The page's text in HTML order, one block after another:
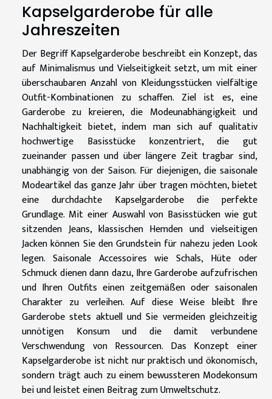
Kapselgarderobe für alle
Jahreszeiten
Der Begriff Kapselgarderobe beschreibt ein Konzept, das
auf Minimalismus und Vielseitigkeit setzt, um mit einer
überschaubaren Anzahl von Kleidungsstücken vielfältige
Outfit-Kombinationen zu schaffen. Ziel ist es, eine
Garderobe zu kreieren, die Modeunabhängigkeit und
Nachhaltigkeit bietet, indem man sich auf qualitativ
hochwertige Basisstücke konzentriert, die gut
zueinander passen und über längere Zeit tragbar sind,
unabhängig von der Saison. Für diejenigen, die saisonale
Modeartikel das ganze Jahr über tragen möchten, bietet
eine durchdachte Kapselgarderobe die perfekte
Grundlage. Mit einer Auswahl von Basisstücken wie gut
sitzenden Jeans, klassischen Hemden und vielseitigen
Jacken können Sie den Grundstein für nahezu jeden Look
legen. Saisonale Accessoires wie Schals, Hüte oder
Schmuck dienen dann dazu, Ihre Garderobe aufzufrischen
und Ihren Outfits einen zeitgemäßen oder saisonalen
Charakter zu verleihen. Auf diese Weise bleibt Ihre
Garderobe stets aktuell und Sie vermeiden gleichzeitig
unnötigen Konsum und die damit verbundene
Verschwendung von Ressourcen. Das Konzept einer
Kapselgarderobe ist nicht nur praktisch und ökonomisch,
sondern trägt auch zu einem bewussteren Modekonsum
bei und leistet einen Beitrag zum Umweltschutz.